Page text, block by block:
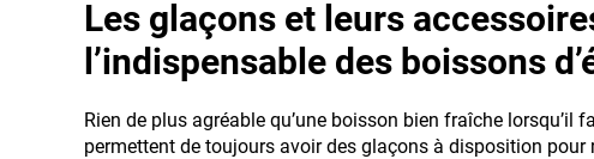
Les glaçons et leurs
l’indispensable des boissons
Rien de plus agréable qu’une boisson bien fraîche lorsqu’il
permettent de toujours avoir des glaçons à disposition pour